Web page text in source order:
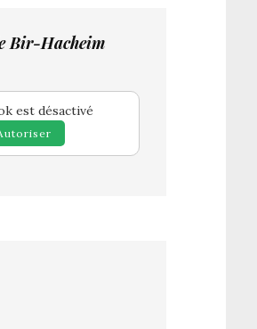
Bir-Hacheim
est désactivé